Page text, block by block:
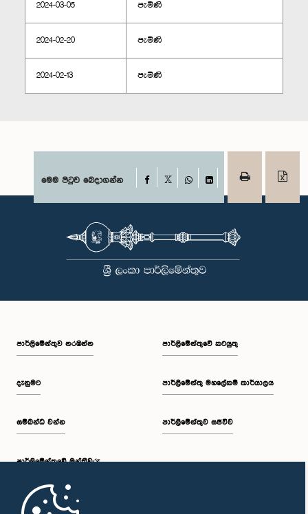
2024-03-05 පැමිණි
2024-02-20 පැමිණි
2024-02-13 පැමිණි
මෙම පිටුව බෙදාගන්න Facebook
WhatsAppLinkedIn
පාර්ලි‌මේන්තුව නරඹන්න
දැනුමට
සම්බන්ධ වන්න
පාර්ලි‌මේන්තුවේ මන්ත්‍රීවරු
මුල් පිටුව
පාර්ලිමේන්තුවේ කටයුතු
පාර්ලිමේන්තු මහලේකම් කාර්යාලය
පාර්ලිමේන්තුව සජීවීව